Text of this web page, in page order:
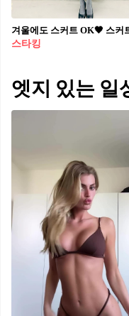
스타킹
엣지 있는 일